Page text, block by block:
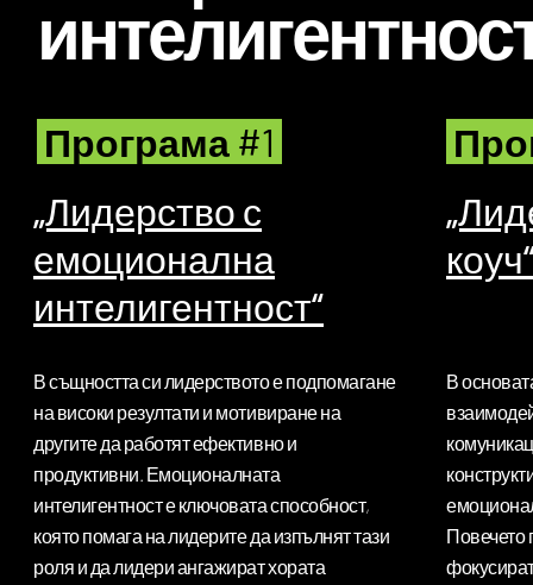
Програма #1
„Лидерство с
емоционална
интелигентност“
В същността си лидерството е подпомагане
на високи резултати и мотивиране на
другите да работят ефективно и
продуктивни. Емоционалната
интелигентност е ключовата способност,
която помага на лидерите да изпълнят тази
роля и да лидери ангажират хората
В
Повечето